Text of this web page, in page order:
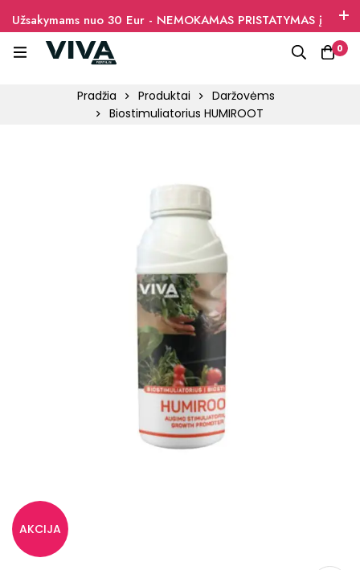
Užsakymams nuo 30 Eur - NEMOKAMAS PRISTATYMAS į
paštomatus
0
Pradžia Produktai
Daržovėms
Biostimuliatorius HUMIROOT